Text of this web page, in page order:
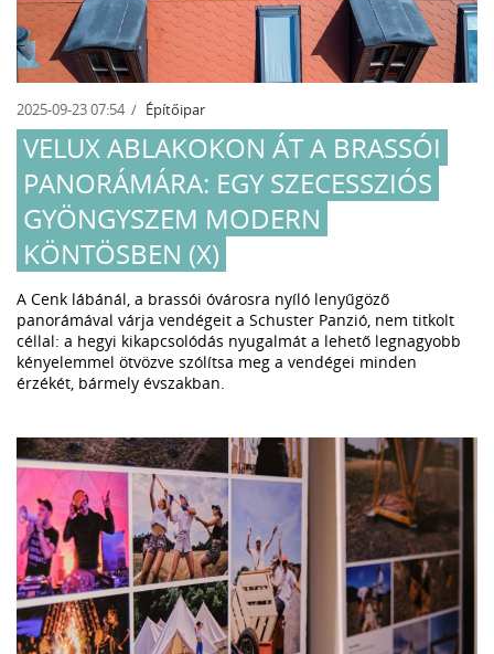
2025-09-23 07:54 Építőipar
VELUX ABLAKOKON ÁT A BRASSÓI
PANORÁMÁRA: EGY SZECESSZIÓS
GYÖNGYSZEM MODERN
KÖNTÖSBEN (X)
A Cenk lábánál, a brassói óvárosra nyíló lenyűgöző
panorámával várja vendégeit a Schuster Panzió, nem titkolt
céllal: a hegyi kikapcsolódás nyugalmát a lehető legnagyobb
kényelemmel ötvözve szólítsa meg a vendégei minden
érzékét, bármely évszakban.